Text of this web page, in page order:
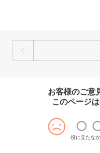
どがございましたら、お電話
まだまだ、至らない点もござ
お客様のご意
このページ
役に立たな